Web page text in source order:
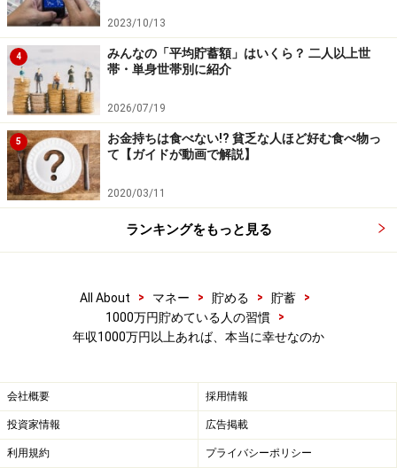
営は苦しかった」という割合が8％
べて割合が少ないとはいえ、１割近くの人が「苦しかっ
た」と答えています。一人暮らしということで、例えば
大きな教育費を負担している人は基本的にはいないでし
ょうし、「年収がそんなにあるのに？」と感じるかもし
れません。一人暮らしで年収1000万円以上でも、みんな
がみんな、心も家計もゆとりがあって幸せを感じている
わけではないようです。
「家計運営に満足している割合」は、年収
では、「家計運営に満足している人」は、年収別にどれ
くらいいるのでしょうか。「思ったより、ゆとりのある
た」の両者を足したものを「家計運営に満足している
人」として、計算してみました（一部、ガイド西山がデ
ータを再計算して掲載しています）。
2023/10/13
4
みんなの「平均貯蓄額」はいくら？ 二人以上世
帯・単身世帯別に紹介
2026/07/19
5
お金持ちは食べない!? 貧乏な人ほど好む食べ物っ
て【ガイドが動画で解説】
2020/03/11
ランキングをもっと見る
All About > マネー > 貯める > 貯蓄
>
1000万円貯めている人の習慣
>
年収1000万円以上あれば、本当に幸せなのか
会社概要 採用情報
投資家情報 広告掲載
利用規約 プライバシーポリシー